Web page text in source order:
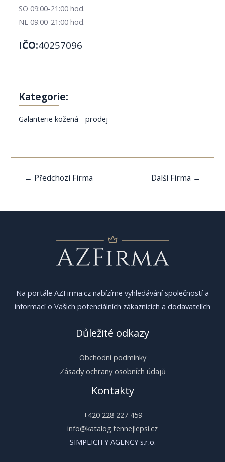
SO 09:00-21:00 hod.
NE 09:00-21:00 hod.
IČO:40257096
Kategorie:
Galanterie kožená - prodej
Navigace
← Předchozí Firma Další Firma →
Na portále AZFirma.cz nabízíme vyhledávání společností a
informací o Vašich potenciálních zákaznících a dodavatelích
Důležité odkazy
Obchodní podmínky
Zásady ochrany osobních údajů
Kontakty
+420 228 227 459
info@katalog.tennejlepsi.cz
SIMPLICITY AGENCY s.r.o.